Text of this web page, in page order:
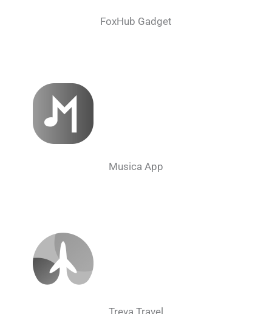
FoxHub Gadget
Musica App